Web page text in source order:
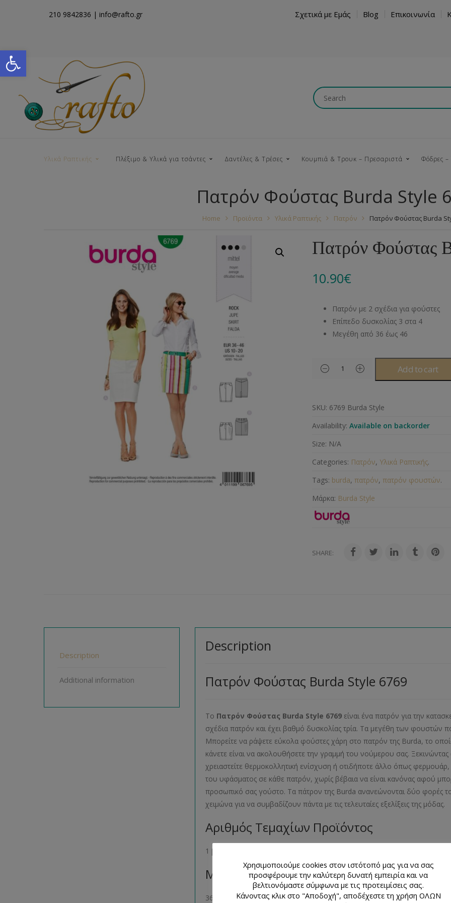
Open toolbar
210 9842836 | info@rafto.gr Σχετικά με Εμάς Blog Επικοινωνία
Υλικά Ραπτικής Πλέξιμο & Υλικά για τσάντες
Νήματα για Τσάντες Κουμπώματα
Χερούλια Τσάντας
Ιμάντες Μεταλλικά Εξαρτήματα
Νήματα
Αξεσουάρ
Δαντέλες & Τρέσες
Βαμβακερές Κρόσια
Φυτίλια- Κορδόνια
Διάφορες Τρέσες
Κουμπιά & Τρουκ – Πρεσαριστά
Ξύλινα
Πουκαμίσου
Στρας
Μοντγκόμερι
Άλλα Υλικά
Φόδρες
Πατρόν Φούστας Burda Style
Home Προϊόντα Υλικά Ραπτικής Πατρόν Πατρόν Φούστας Burda
Πατρόν Φούστας
10.90€
Πατρόν με 2 σχέδια για φούστες
Επίπεδο δυσκολίας 3 στα 4
Μεγέθη από 36 έως 46
Add to cart
SKU: 6769 Burda Style
Availability: Available on backorder
Size: N/A
Categories: Πατρόν, Υλικά Ραπτικής.
Tags: burda,πατρόν,πατρόν φουστών.
Μάρκα: Burda Style
SHARE:
Description
Additional information
Description
Πατρόν Φούστας Burda Style 6769
Το Πατρόν Φούστας Burda Style 6769 είναι ένα πατρόν για την
σχέδια πατρόν και έχει βαθμό δυσκολίας τρία. Τα μεγέθη των φουστών
Μπορείτε να ράψετε εύκολα φούστες χάρη στο πατρόν της Burda, το
κάνετε είναι να ακολουθήσετε την γραμμή του νούμερου σας.
χρειαστείτε θερμοκολλητική ενίσχυση ή οτιδήποτε άλλο όπως
του υφάσματος σε κάθε πατρόν, χωρίς βέβαια να είναι κανόνας αφού
προσωπικό σας γούστο. Τα πάτρον της Burda ανανεώνονται δύο φορές
χειμώνα για να συμβαδίζουν πάντα με τις τελευταίες εξελίξεις της
Αριθμός Τεμαχίων Προϊόντος
1 βιβλιαράκι με 2 σχέδια πατρόν
Μέγεθος Προϊόντος
36- 38- 40- 42- 44- 46
Χρησιμοποιούμε cookies στον ιστότοπό μας για να σας
προσφέρουμε την καλύτερη δυνατή εμπειρία και να
βελτιονόμαστε σύμφωνα με τις προτειμίσεις σας.
Κάνοντας κλικ στο "Αποδοχή", αποδέχεστε τη χρήση ΟΛΩΝ